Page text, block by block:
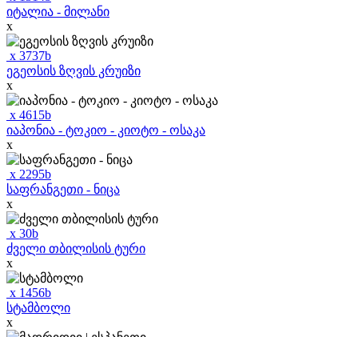
იტალია - მილანი
x
x 3737b
ეგეოსის ზღვის კრუიზი
x
x 4615b
იაპონია - ტოკიო - კიოტო - ოსაკა
x
x 2295b
საფრანგეთი - ნიცა
x
x 30b
ძველი თბილისის ტური
x
x 1456b
სტამბოლი
x